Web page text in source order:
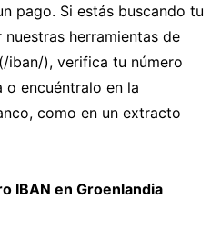
pago. Si estás buscando tu
herramientas de
iban/), verifica tu número
o encuéntralo en la
como en un extracto
IBAN en Groenlandia